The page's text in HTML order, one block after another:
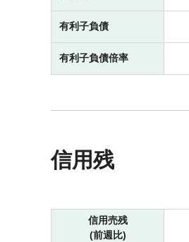
有利子負債
有利子負債倍率
信用残
信用売残
(前週比)